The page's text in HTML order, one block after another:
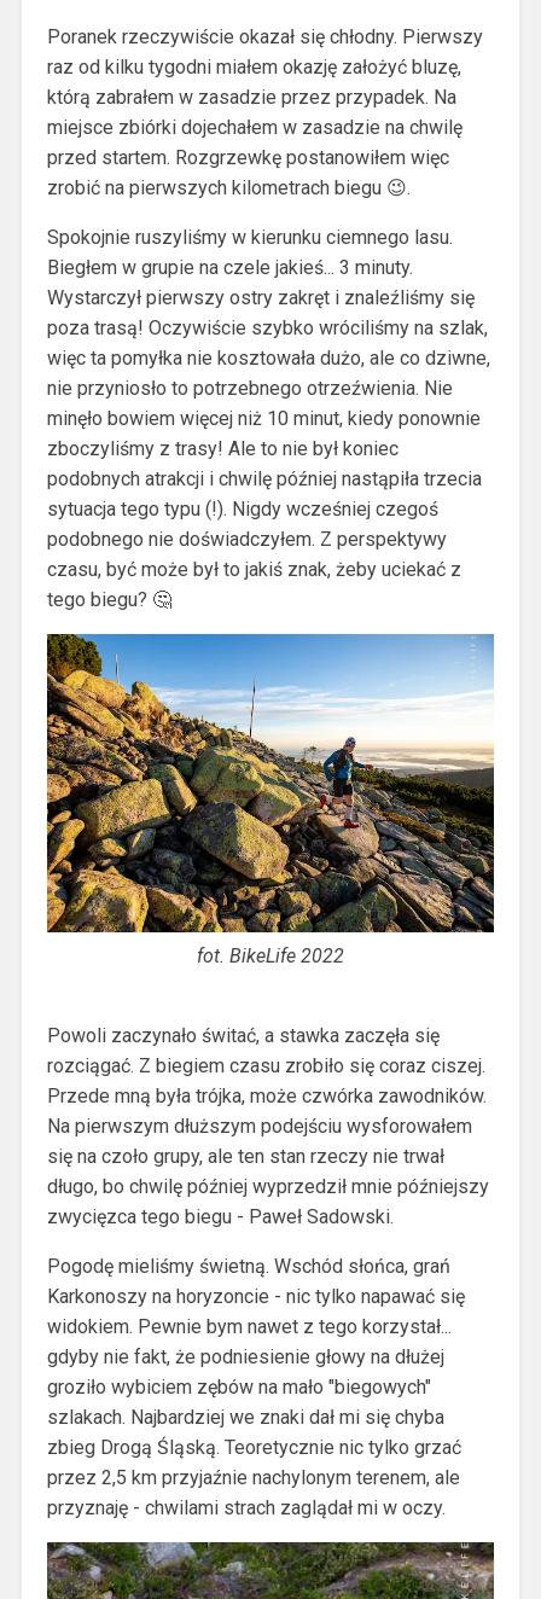
Poranek rzeczywiście okazał się chłodny. Pierwszy
raz od kilku tygodni miałem okazję założyć bluzę,
którą zabrałem w zasadzie przez przypadek. Na
miejsce zbiórki dojechałem w zasadzie na chwilę
przed startem. Rozgrzewkę postanowiłem więc
zrobić na pierwszych kilometrach biegu 😉.
Spokojnie ruszyliśmy w kierunku ciemnego lasu.
Biegłem w grupie na czele jakieś... 3 minuty.
Wystarczył pierwszy ostry zakręt i znaleźliśmy się
poza trasą! Oczywiście szybko wróciliśmy na szlak,
więc ta pomyłka nie kosztowała dużo, ale co dziwne,
nie przyniosło to potrzebnego otrzeźwienia. Nie
minęło bowiem więcej niż 10 minut, kiedy ponownie
zboczyliśmy z trasy! Ale to nie był koniec
podobnych atrakcji i chwilę później nastąpiła trzecia
sytuacja tego typu (!). Nigdy wcześniej czegoś
podobnego nie doświadczyłem. Z perspektywy
czasu, być może był to jakiś znak, żeby uciekać z
tego biegu? 🤔
fot. BikeLife 2022
Powoli zaczynało świtać, a stawka zaczęła się
rozciągać. Z biegiem czasu zrobiło się coraz ciszej.
Przede mną była trójka, może czwórka zawodników.
Na pierwszym dłuższym podejściu wysforowałem
się na czoło grupy, ale ten stan rzeczy nie trwał
długo, bo chwilę później wyprzedził mnie późniejszy
zwycięzca tego biegu - Paweł Sadowski.
Pogodę mieliśmy świetną. Wschód słońca, grań
Karkonoszy na horyzoncie - nic tylko napawać się
widokiem. Pewnie bym nawet z tego korzystał...
gdyby nie fakt, że podniesienie głowy na dłużej
groziło wybiciem zębów na mało "biegowych"
szlakach. Najbardziej we znaki dał mi się chyba
zbieg Drogą Śląską. Teoretycznie nic tylko grzać
przez 2,5 km przyjaźnie nachylonym terenem, ale
przyznaję - chwilami strach zaglądał mi w oczy.